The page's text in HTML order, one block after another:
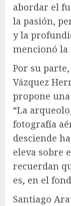
abordar el
la pasión,
y la
mencionó
Por su
Vázquez
propone
“La
fotografía
desciende
eleva sobre
recuerdan
es, en el
Santiago